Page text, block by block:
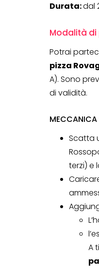
Durata:dal
Modalità
Potrai
pizza
A). Sono
di validità.
Scatta
terzi) e
A